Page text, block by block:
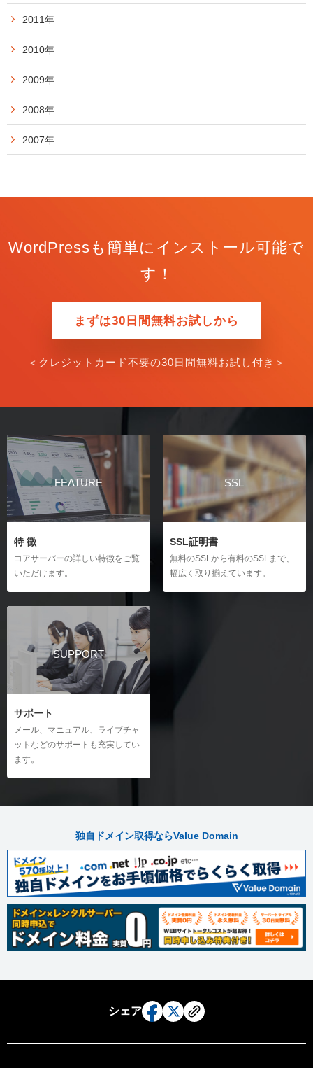
2011年
2010年
2009年
2008年
2007年
WordPressも簡単にインストール可能で
す！
まずは30日間無料お試しから
＜クレジットカード不要の30日間無料お試し付き＞
FEATURE
特 徴
コアサーバーの詳しい特徴をご覧
いただけます。
SSL
SSL証明書
無料のSSLから有料のSSLまで、
幅広く取り揃えています。
SUPPORT
サポート
メール、マニュアル、ライブチャ
ットなどのサポートも充実してい
ます。
独自ドメイン取得ならValue Domain
シェア